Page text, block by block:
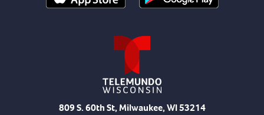
809 S. 60th St, Milwaukee, WI 53214